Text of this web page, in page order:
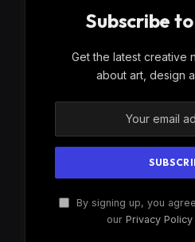
Subscribe
Get the latest creative
about art, design
By signing up, you
our Privacy Policy